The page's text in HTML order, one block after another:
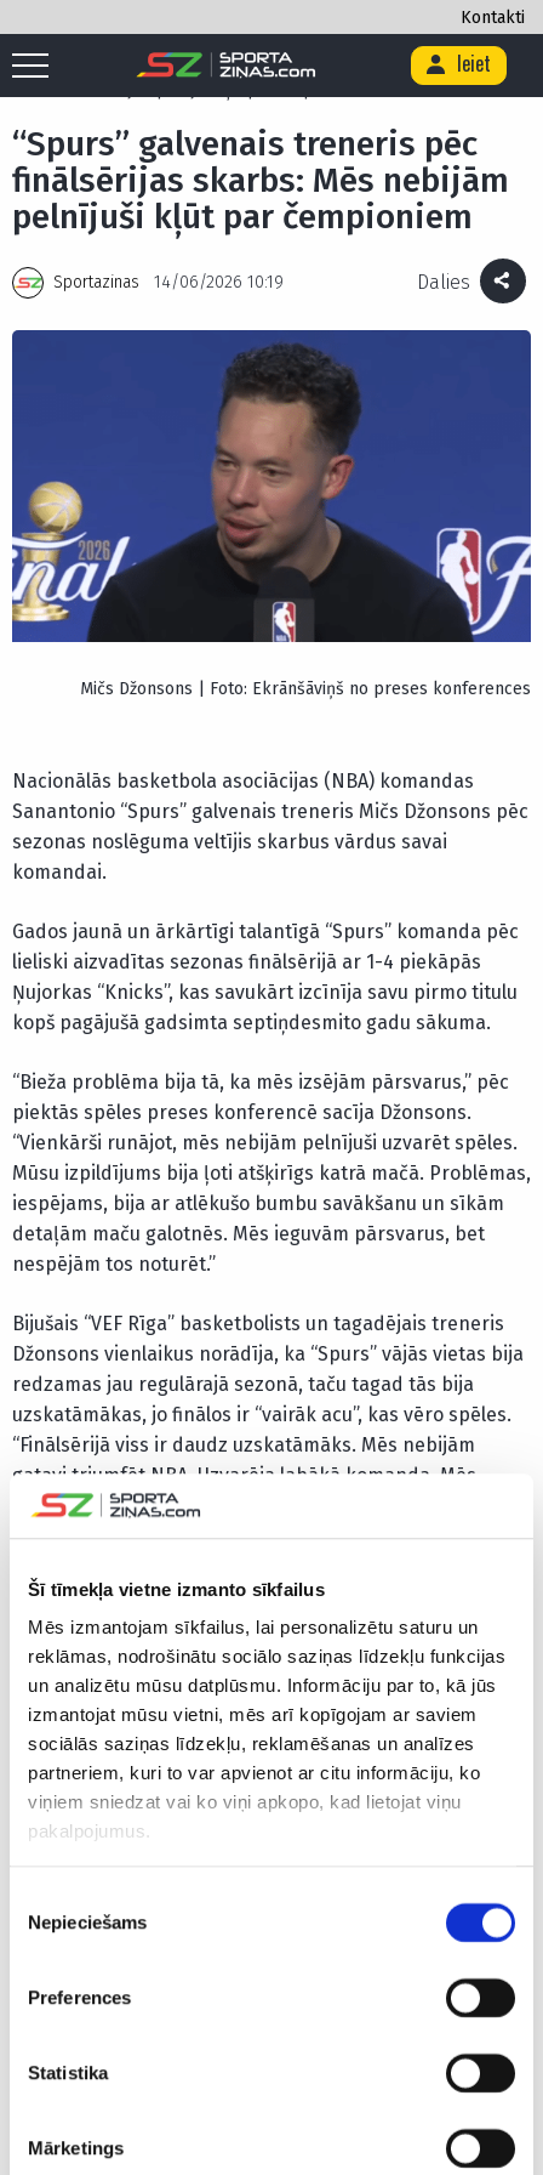
Šī tīmekļa vietne izmanto sīkfailus
Mēs izmantojam sīkfailus, lai personalizētu saturu un
reklāmas, nodrošinātu sociālo saziņas līdzekļu funkcijas
un analizētu mūsu datplūsmu. Informāciju par to, kā jūs
izmantojat mūsu vietni, mēs arī kopīgojam ar saviem
sociālās saziņas līdzekļu, reklamēšanas un analīzes
partneriem, kuri to var apvienot ar citu informāciju, ko
viņiem sniedzat vai ko viņi apkopo, kad lietojat viņu
pakalpojumus.
izvēle
Nepieciešams
Preferences
Statistika
Mārketings
Kontakti
Ieiet
Sākums Basketbols / “Spurs” galvenais treneris pēc finālsērijas
“Spurs” galvenais treneris pēc
finālsērijas skarbs: Mēs nebijām
pelnījuši kļūt par čempioniem
Sportazinas 14/06/2026 10:19 Dalies
Mičs Džonsons | Foto: Ekrānšāviņš no preses konferences
Nacionālās basketbola asociācijas (NBA) komandas
Sanantonio “Spurs” galvenais treneris Mičs Džonsons pēc
sezonas noslēguma veltījis skarbus vārdus savai
komandai.
Gados jaunā un ārkārtīgi talantīgā “Spurs” komanda pēc
lieliski aizvadītas sezonas finālsērijā ar 1-4 piekāpās
Ņujorkas “Knicks”, kas savukārt izcīnīja savu pirmo titulu
kopš pagājušā gadsimta septiņdesmito gadu sākuma.
“Bieža problēma bija tā, ka mēs izsējām pārsvarus,” pēc
piektās spēles preses konferencē sacīja Džonsons.
“Vienkārši runājot, mēs nebijām pelnījuši uzvarēt spēles.
Mūsu izpildījums bija ļoti atšķirīgs katrā mačā. Problēmas,
iespējams, bija ar atlēkušo bumbu savākšanu un sīkām
detaļām maču galotnēs. Mēs ieguvām pārsvarus, bet
nespējām tos noturēt.”
Bijušais “VEF Rīga” basketbolists un tagadējais treneris
Džonsons vienlaikus norādīja, ka “Spurs” vājās vietas bija
redzamas jau regulārajā sezonā, taču tagad tās bija
uzskatāmākas, jo finālos ir “vairāk acu”, kas vēro spēles.
“Finālsērijā viss ir daudz uzskatāmāks. Mēs nebijām
gatavi triumfēt NBA. Uzvarēja labākā komanda. Mēs
paveicām daudz labu lietu, bet nepabeidzām darbu.”
“Spurs” ir čempione 1999., 2003., 2005., 2007. un 2014.
gadā.